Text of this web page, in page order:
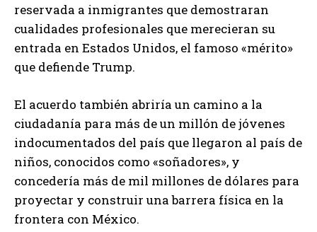
reservada a inmigrantes que demostraran
cualidades profesionales que merecieran su
entrada en Estados Unidos, el famoso «mérito»
que defiende Trump.
El acuerdo también abriría un camino a la
ciudadanía para más de un millón de jóvenes
indocumentados del país que llegaron al país de
niños, conocidos como «soñadores», y
concedería más de mil millones de dólares para
proyectar y construir una barrera física en la
frontera con México.